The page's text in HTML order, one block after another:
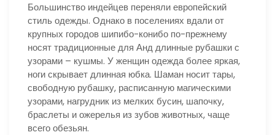
Большинство индейцев переняли европейский
стиль одежды. Однако в поселениях вдали от
крупных городов шипибо-конибо по-прежнему
носят традиционные для Анд длинные рубашки с
узорами – кушмы. У женщин одежда более яркая,
ноги скрывает длинная юбка. Шаман носит тары,
свободную рубашку, расписанную магическими
узорами, нагрудник из мелких бусин, шапочку,
браслеты и ожерелья из зубов животных, чаще
всего обезьян.